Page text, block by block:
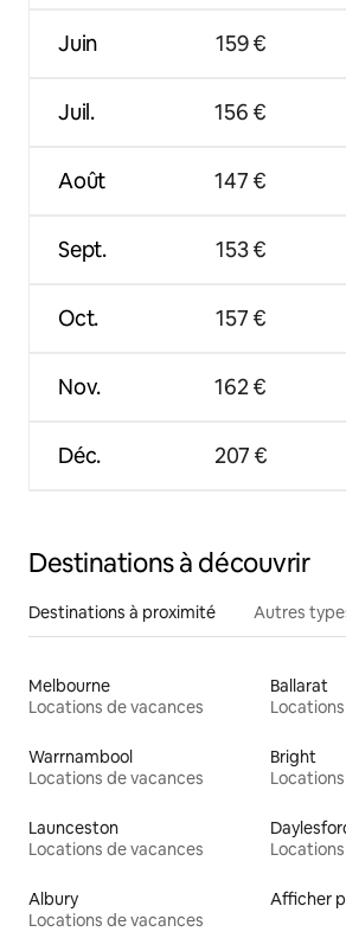
Juin
Juil.
Août
Sept.
Oct.
Nov.
Déc.
159 €
156 €
147 €
153 €
157 €
162 €
207 €
Destinations à découvrir
Destinations à proximité Autres
Melbourne
Locations de vacances
Ballarat
Warrnambool
Locations de vacances
Bright
Launceston
Locations de vacances
Albury
Locations de vacances
Afficher